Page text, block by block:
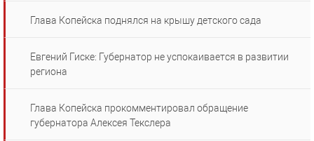
Глава Копейска поднялся на крышу детского сада
Евгений Гиске: Губернатор не успокаивается в развитии
региона
Глава Копейска прокомментировал обращение
губернатора Алексея Текслера